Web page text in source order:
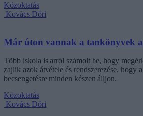
Közoktatás
Kovács Dóri
Már úton vannak a tankönyvek
Több iskola is arról számolt be, hogy
zajlik azok átvétele és rendszerezése, hogy
becsengetésre minden készen álljon.
Közoktatás
Kovács Dóri